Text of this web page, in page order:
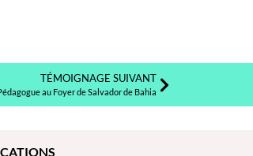
TÉMOIGNAGE SUIVANT
au Foyer de Salvador de Bahia